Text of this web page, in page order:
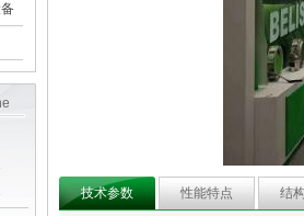
技术参数 性能特点 结